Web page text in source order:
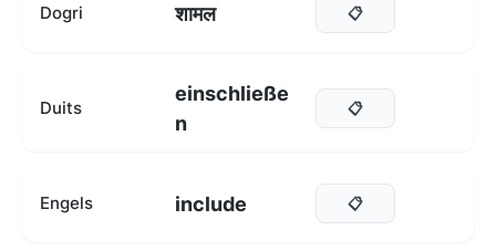
Dogri शामल 📋
Duits
einschließe
n
📋
Engels include 📋